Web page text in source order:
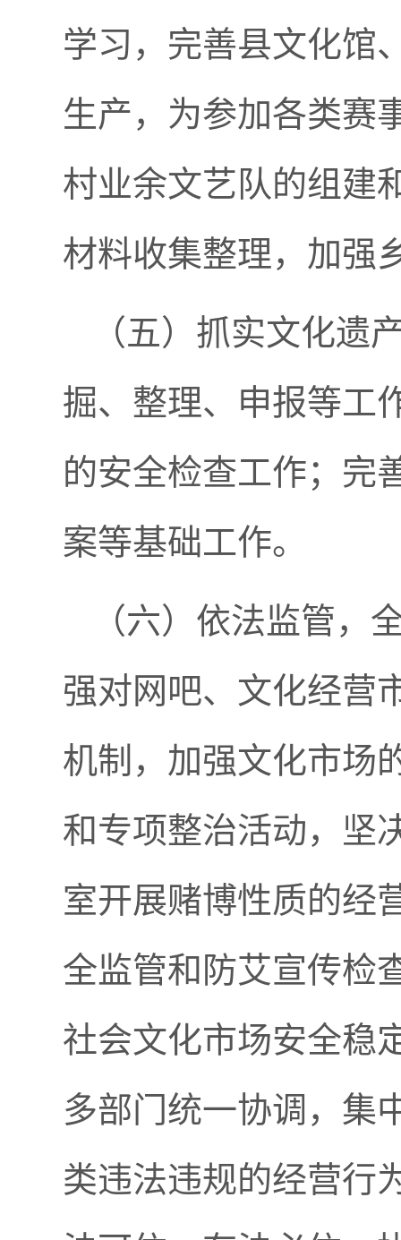
学习，完善县文化馆
生产，为参加各类赛
村业余文艺队的组建
材料收集整理，加强
（五）抓实文化遗
掘、整理、申报等工
的安全检查工作；完
案等基础工作。
（六）依法监管，
强对网吧、文化经营
机制，加强文化市场
和专项整治活动，坚
室开展赌博性质的经
全监管和防艾宣传检
社会文化市场安全稳
多部门统一协调，集
类违法违规的经营行